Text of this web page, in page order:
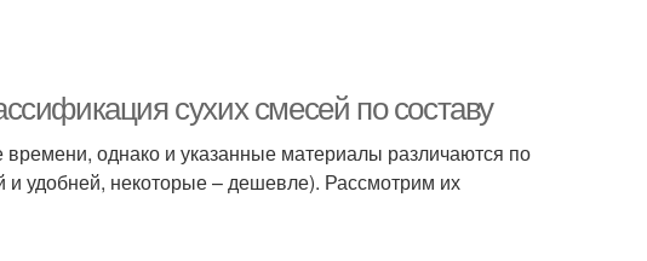
сухих смесей по составу
времени, однако и указанные материалы различаются по
и удобней, некоторые – дешевле). Рассмотрим их